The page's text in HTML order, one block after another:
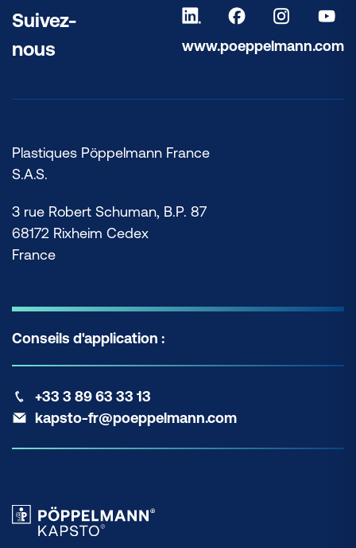
Suivez-
nous
www.poeppelmann.com
Plastiques Pöppelmann France
S.A.S.
3 rue Robert Schuman, B.P. 87
68172 Rixheim Cedex
France
Conseils d'application :
+33 3 89 63 33 13
kapsto-fr@poeppelmann.com